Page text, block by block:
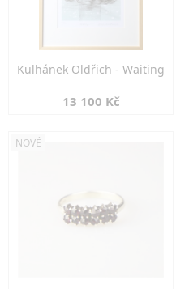
Kulhánek Oldřich - Waiting
13 100 Kč
NOVÉ